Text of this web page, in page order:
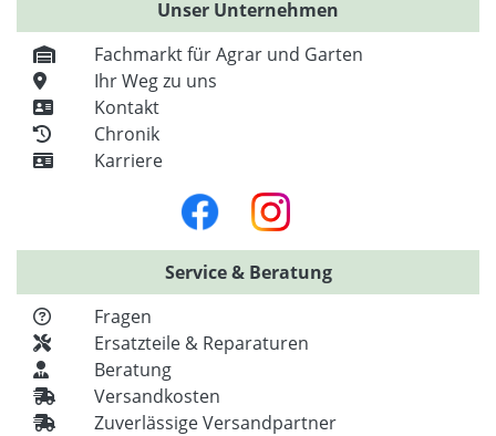
Unser Unternehmen
Fachmarkt für Agrar und Garten
Ihr Weg zu uns
Kontakt
Chronik
Karriere
Service & Beratung
Fragen
Ersatzteile & Reparaturen
Beratung
Versandkosten
Zuverlässige Versandpartner